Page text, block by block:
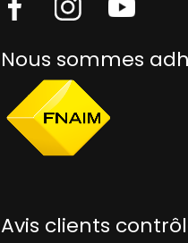
Nous sommes
Avis clients